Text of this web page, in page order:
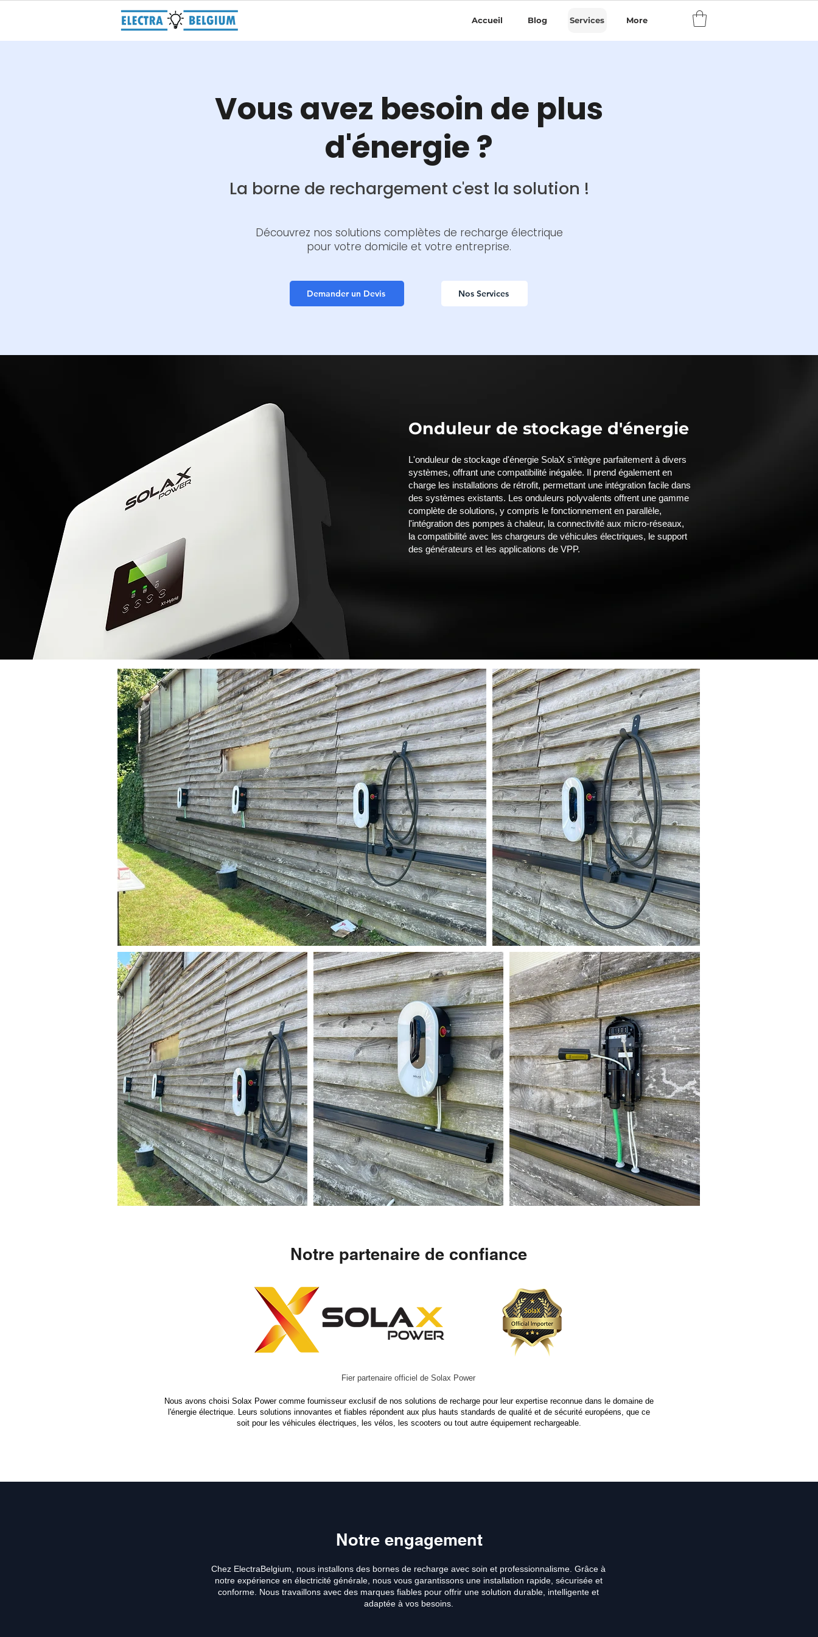
Accueil Blog Services More
Vous avez besoin de plus
d'énergie ?
La borne de rechargement c'est la solution !
Demander un Devis Nos Services
Découvrez nos solutions complètes de recharge électrique
pour votre domicile et votre entreprise.
Onduleur de stockage d'énergie
L'onduleur de stockage d'énergie SolaX s'intègre parfaitement à divers
systèmes, offrant une compatibilité inégalée. Il prend également en
charge les installations de rétrofit, permettant une intégration facile dans
des systèmes existants. Les onduleurs polyvalents offrent une gamme
complète de solutions, y compris le fonctionnement en parallèle,
l'intégration des pompes à chaleur, la connectivité aux micro-réseaux,
la compatibilité avec les chargeurs de véhicules électriques, le support
des générateurs et les applications de VPP.
Notre partenaire de confiance
Fier partenaire officiel de Solax Power
Nous avons choisi Solax Power comme fournisseur exclusif de nos solutions de recharge pour leur expertise reconnue dans le domaine de
l'énergie électrique. Leurs solutions innovantes et fiables répondent aux plus hauts standards de qualité et de sécurité européens, que ce
soit pour les véhicules électriques, les vélos, les scooters ou tout autre équipement rechargeable.
Notre engagement
Chez ElectraBelgium, nous installons des bornes de recharge avec soin et professionnalisme. Grâce à
notre expérience en électricité générale, nous vous garantissons une installation rapide, sécurisée et
conforme. Nous travaillons avec des marques fiables pour offrir une solution durable, intelligente et
adaptée à vos besoins.